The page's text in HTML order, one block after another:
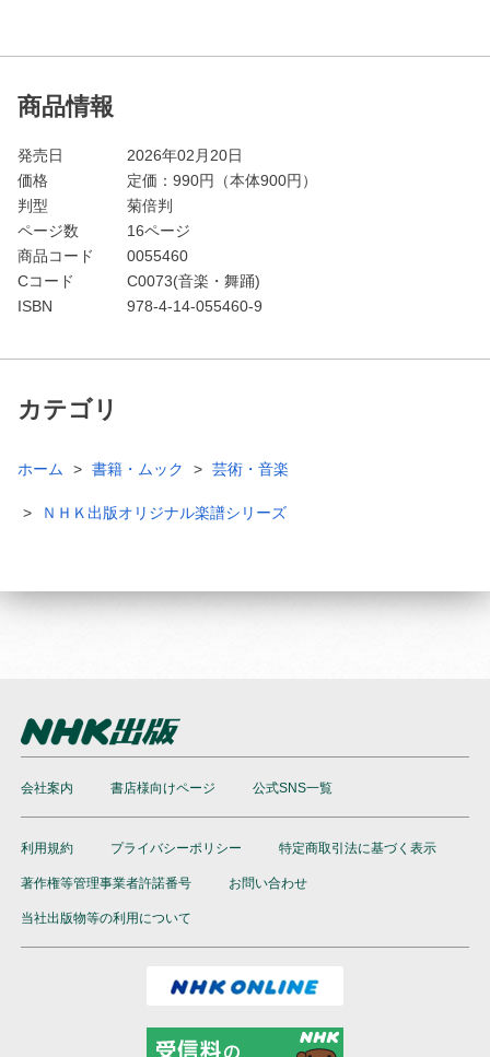
商品情報
発売日
2026年02月20日
価格
定価： 990円（本体900円）
判型
菊倍判
ページ数
16ページ
商品コード
0055460
Cコード
C0073(音楽・舞踊)
ISBN
978-4-14-055460-9
カテゴリ
ホーム 書籍・ムック 芸術・音楽
ＮＨＫ出版オリジナル楽譜シリーズ
会社案内 書店様向けページ 公式SNS一覧
利用規約 プライバシーポリシー 特定商取引法に基づく表示
著作権等管理事業者許諾番号 お問い合わせ
当社出版物等の利用について